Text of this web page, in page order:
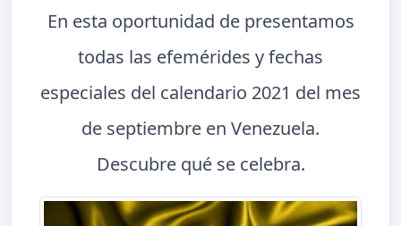
En esta oportunidad de presentamos
todas las efemérides y fechas
especiales del calendario 2021 del mes
de septiembre en Venezuela.
Descubre qué se celebra.